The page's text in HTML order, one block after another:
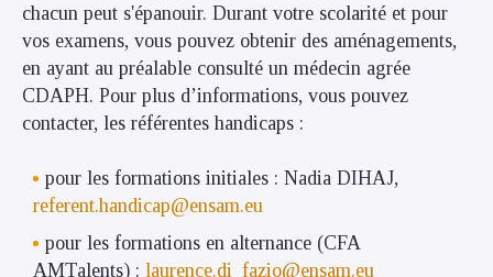
chacun peut s'épanouir. Durant votre scolarité et pour
vos examens, vous pouvez obtenir des aménagements,
en ayant au préalable consulté un médecin agrée
CDAPH. Pour plus d’informations, vous pouvez
contacter, les référentes handicaps :
pour les formations initiales : Nadia DIHAJ,
referent.handicap@ensam.eu
pour les formations en alternance (CFA
AMTalents) : laurence.di_fazio@ensam.eu